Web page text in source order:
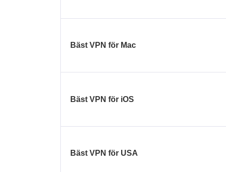
Bäst VPN för Mac
Bäst VPN för iOS
Bäst VPN för USA